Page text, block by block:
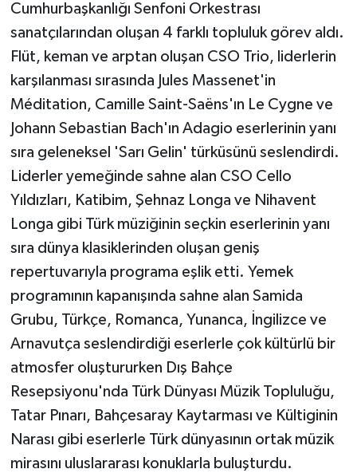
Cumhurbaşkanlığı Senfoni Orkestrası
sanatçılarından oluşan 4 farklı topluluk görev aldı.
Flüt, keman ve arptan oluşan CSO Trio, liderlerin
karşılanması sırasında Jules Massenet'in
Méditation, Camille Saint-Saëns'ın Le Cygne ve
Johann Sebastian Bach'ın Adagio eserlerinin yanı
sıra geleneksel 'Sarı Gelin' türküsünü seslendirdi.
Liderler yemeğinde sahne alan CSO Cello
Yıldızları, Katibim, Şehnaz Longa ve Nihavent
Longa gibi Türk müziğinin seçkin eserlerinin yanı
sıra dünya klasiklerinden oluşan geniş
repertuvarıyla programa eşlik etti. Yemek
programının kapanışında sahne alan Samida
Grubu, Türkçe, Romanca, Yunanca, İngilizce ve
Arnavutça seslendirdiği eserlerle çok kültürlü bir
atmosfer oluştururken Dış Bahçe
Resepsiyonu'nda Türk Dünyası Müzik Topluluğu,
Tatar Pınarı, Bahçesaray Kaytarması ve Kültiginin
Narası gibi eserlerle Türk dünyasının ortak müzik
mirasını uluslararası konuklarla buluşturdu.